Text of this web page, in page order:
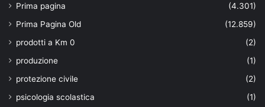
Prima pagina
(4.301)
Prima Pagina Old
(12.859)
prodotti a Km 0
(2)
produzione
(1)
protezione civile
(2)
psicologia scolastica
(1)